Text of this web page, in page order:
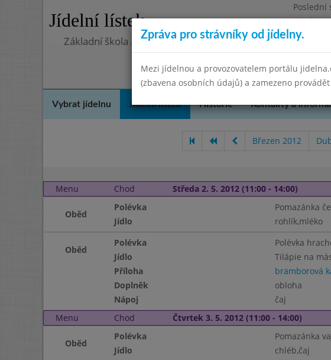
Jídelní lístek
Poslední
Pátek
Základní škola a Mateřská škola, Deblín, okres Brno-
Vybrat jídelnu Jídelní lístek Historie Kontakty a
Březen 2012
Menu
Chod Středa 2. 5. 2012 (11:00 - 14:00)
Oběd
Polévka
Pomazánka
Jídlo
rohlík,mléko
Oběd
Polévka
Polévka
Jídlo
Tilápie na
Příloha
bramborová
Doplněk
obloha
Nápoj
čaj
Menu
Chod Čtvrtek 3. 5. 2012 (11:00 - 14:00)
Oběd
Polévka
Pomazánka
Jídlo
chléb,čaj
Zpráva pro strávníky od jídelny.
Mezi jídelnou a provozovatelem portálu
(zbavena osobních údajů) a zamezeno